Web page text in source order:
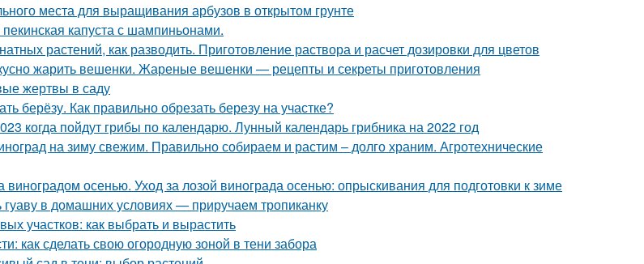
места для выращивания арбузов в открытом грунте
капуста с шампиньонами.
растений, как разводить. Приготовление раствора и расчет дозировки для цветов
жарить вешенки. Жареные вешенки — рецепты и секреты приготовления
жертвы в саду
берёзу. Как правильно обрезать березу на участке?
когда пойдут грибы по календарю. Лунный календарь грибника на 2022 год
на зиму свежим. Правильно собираем и растим – долго храним. Агротехнические
виноградом осенью. Уход за лозой винограда осенью: опрыскивания для подготовки к зиме
в домашних условиях — приручаем тропиканку
участков: как выбрать и вырастить
как сделать свою огородную зоной в тени забора